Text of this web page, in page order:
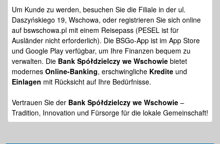
Um Kunde zu werden, besuchen Sie die Filiale in der ul.
Daszyńskiego 19, Wschowa, oder registrieren Sie sich online
auf bswschowa.pl mit einem Reisepass (PESEL ist für
Ausländer nicht erforderlich). Die BSGo-App ist im App Store
und Google Play verfügbar, um Ihre Finanzen bequem zu
verwalten. Die Bank Spółdzielczy we Wschowie bietet
modernes Online-Banking, erschwingliche Kredite und
Einlagen mit Rücksicht auf Ihre Bedürfnisse.
Vertrauen Sie der Bank Spółdzielczy we Wschowie –
Tradition, Innovation und Fürsorge für die lokale Gemeinschaft!